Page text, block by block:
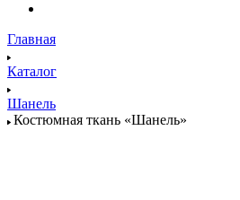
Главная
Каталог
Шанель
Костюмная ткань «Шанель»